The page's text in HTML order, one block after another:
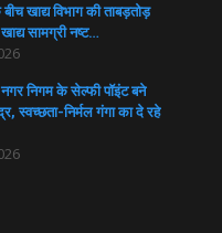
खाद्य विभाग की ताबड़तोड़
सामग्री नष्ट…
नगर निगम के सेल्फी पॉइंट बने
स्वच्छता-निर्मल गंगा का दे रहे